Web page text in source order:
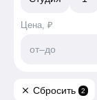
Цена, ₽
от–до
close Сбросить 2